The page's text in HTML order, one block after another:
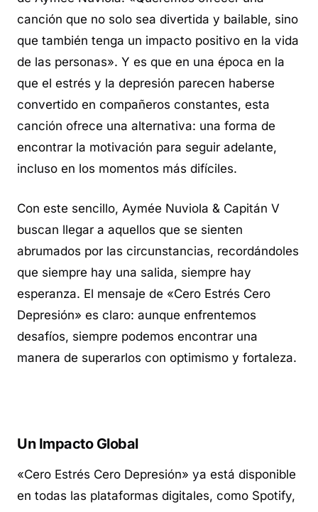
canción que no solo sea divertida y bailable, sino
que también tenga un impacto positivo en la vida
de las personas». Y es que en una época en la
que el estrés y la depresión parecen haberse
convertido en compañeros constantes, esta
canción ofrece una alternativa: una forma de
encontrar la motivación para seguir adelante,
incluso en los momentos más difíciles.
Con este sencillo, Aymée Nuviola & Capitán V
buscan llegar a aquellos que se sienten
abrumados por las circunstancias, recordándoles
que siempre hay una salida, siempre hay
esperanza. El mensaje de «Cero Estrés Cero
Depresión» es claro: aunque enfrentemos
desafíos, siempre podemos encontrar una
manera de superarlos con optimismo y fortaleza.
Un Impacto Global
«Cero Estrés Cero Depresión» ya está disponible
en todas las plataformas digitales, como Spotify,